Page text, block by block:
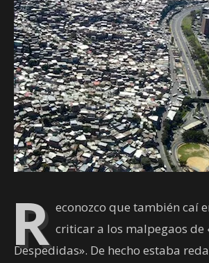
R econozco que también caí
criticar a los malpegaos de
Despedidas». De hecho estaba